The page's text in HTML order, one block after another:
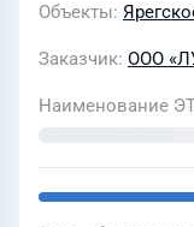
Объекты
Заказчик ООО
Наименование